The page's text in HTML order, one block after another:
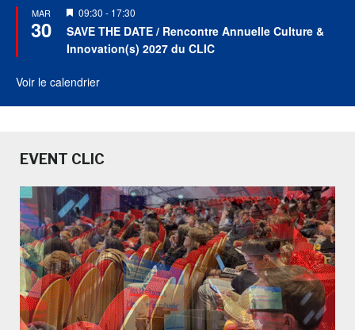
MAR
30
Mis
en
avant
09:30 - 17:30
SAVE THE DATE / Rencontre Annuelle Culture &
Innovation(s) 2027 du CLIC
Voir le calendrier
EVENT CLIC